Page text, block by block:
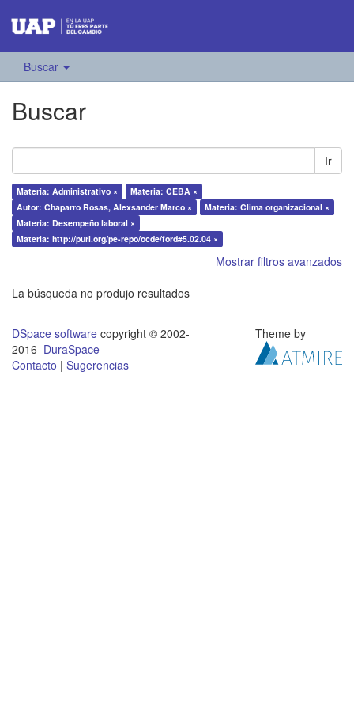
Buscar
Buscar
Ir
Materia: Administrativo ×
Materia: CEBA ×
Autor: Chaparro Rosas, Alexsander Marco ×
Materia: Clima organizacional ×
Materia: Desempeño laboral ×
Materia: http://purl.org/pe-repo/ocde/ford#5.02.04 ×
Mostrar filtros avanzados
La búsqueda no produjo resultados
DSpace software copyright © 2002-
2016 DuraSpace
Contacto | Sugerencias
Theme by